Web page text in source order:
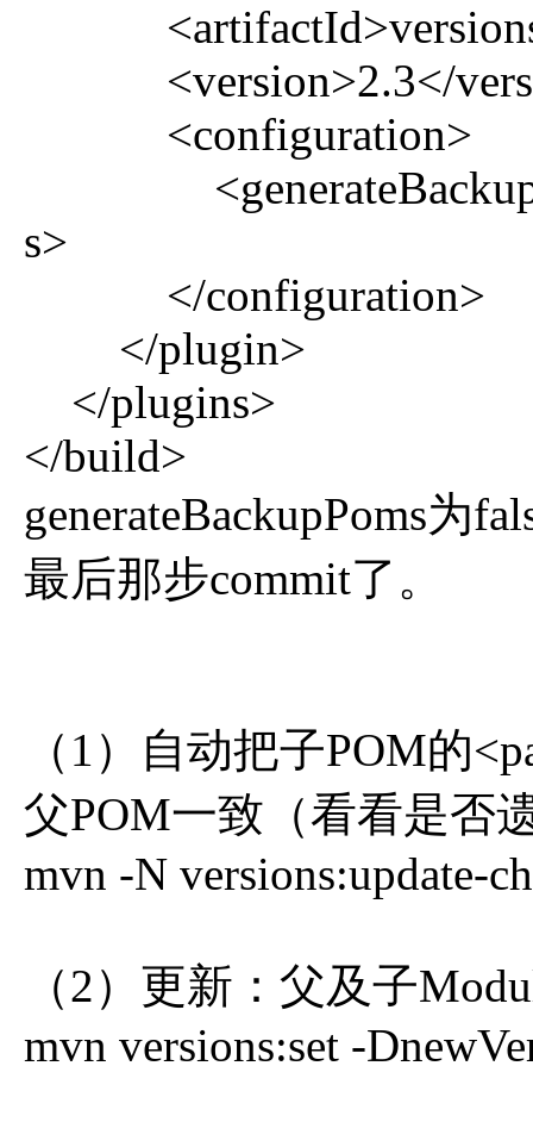
<artifactId>versions-
<version>2.3</
<configuration>
s>
</configuration>
</plugin>
</plugins>
</build>
generateBackupPoms为
最后那步commit了。
（1）自动把子POM的
父POM一致（看看是否
mvn -N versions:update-
（2）更新：父及子
mvn versions:set -